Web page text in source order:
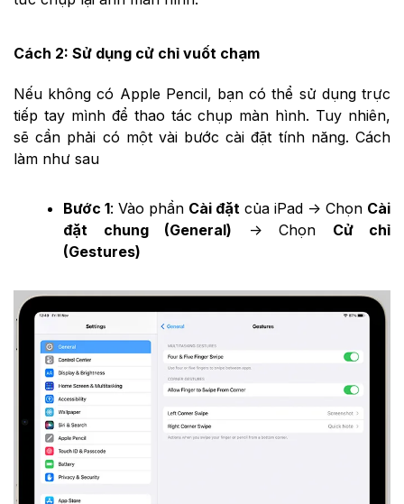
Cách 2: Sử dụng cử chỉ vuốt chạm
Nếu không có Apple Pencil, bạn có thể sử dụng trực
tiếp tay mình để thao tác chụp màn hình. Tuy nhiên,
sẽ cần phải có một vài bước cài đặt tính năng. Cách
làm như sau
Bước 1: Vào phần Cài đặt của iPad -> Chọn Cài
đặt chung (General) -> Chọn Cử chỉ
(Gestures)